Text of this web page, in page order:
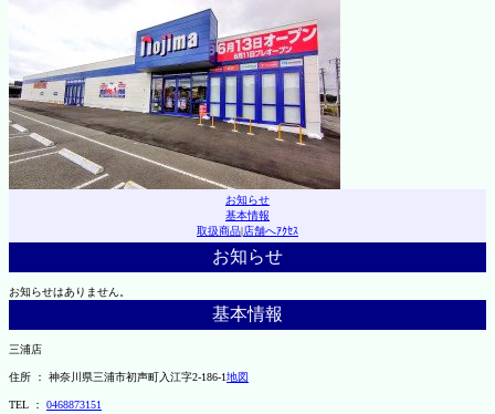
お知らせ
基本情報
取扱商品|店舗へｱｸｾｽ
お知らせ
お知らせはありません。
基本情報
三浦店
住所 ： 神奈川県三浦市初声町入江字2-186-1地図
TEL ： 0468873151